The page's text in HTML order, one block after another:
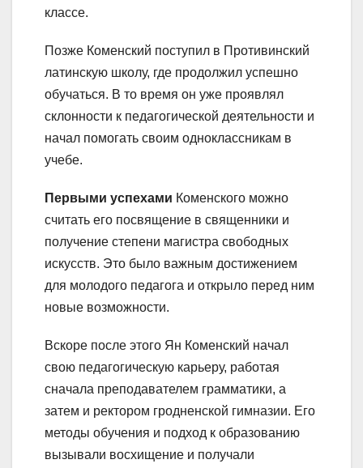
классе.
Позже Коменский поступил в Противинский
латинскую школу, где продолжил успешно
обучаться. В то время он уже проявлял
склонности к педагогической деятельности и
начал помогать своим одноклассникам в
учебе.
Первыми успехами Коменского можно
считать его посвящение в священники и
получение степени магистра свободных
искусств. Это было важным достижением
для молодого педагога и открыло перед ним
новые возможности.
Вскоре после этого Ян Коменский начал
свою педагогическую карьеру, работая
сначала преподавателем грамматики, а
затем и ректором гродненской гимназии. Его
методы обучения и подход к образованию
вызывали восхищение и получали